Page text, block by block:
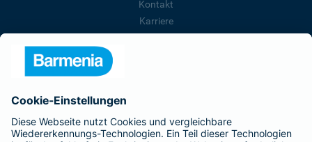
Kontakt
Karriere
Barmenia ist Teil der BarmeniaGothaer
BELIEBTE SEITEN